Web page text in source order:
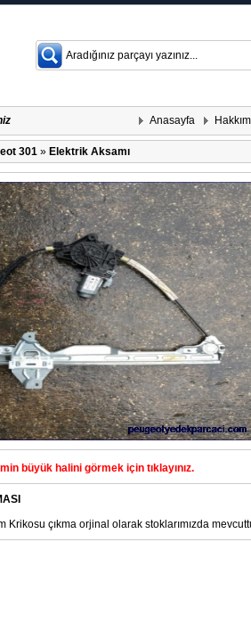
Anasayfa
301» Elektrik Aksamı
büyük halini görmek için tıklayınız.
Krikosu çıkma orjinal olarak stoklarımızda